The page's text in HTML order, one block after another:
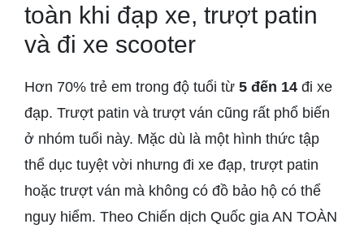
toàn khi đạp xe, trượt patin
và đi xe scooter
Hơn 70% trẻ em trong độ tuổi từ 5 đến 14 đi xe
đạp. Trượt patin và trượt ván cũng rất phổ biến
ở nhóm tuổi này. Mặc dù là một hình thức tập
thể dục tuyệt vời nhưng đi xe đạp, trượt patin
hoặc trượt ván mà không có đồ bảo hộ có thể
nguy hiểm. Theo Chiến dịch Quốc gia AN TOÀN